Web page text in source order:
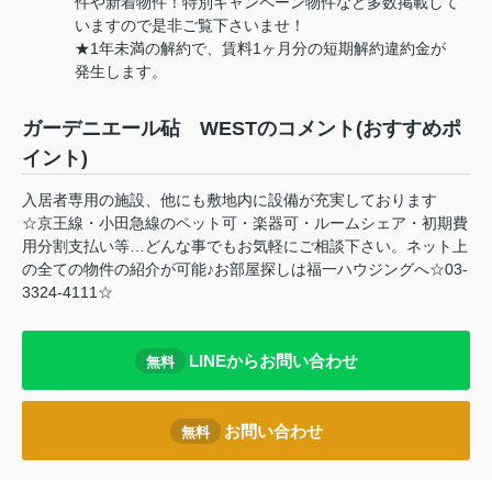
いますので是非ご覧下さいませ！
★1年未満の解約で、賃料1ヶ月分の短期解約違約金が
発生します。
ガーデニエール砧 WESTのコメント(おすすめポ
イント)
入居者専用の施設、他にも敷地内に設備が充実しております
☆京王線・小田急線のペット可・楽器可・ルームシェア・初期費
用分割支払い等…どんな事でもお気軽にご相談下さい。ネット上
の全ての物件の紹介が可能♪お部屋探しは福一ハウジングへ☆03-
3324-4111☆
無料 LINEからお問い合わせ
無料 お問い合わせ